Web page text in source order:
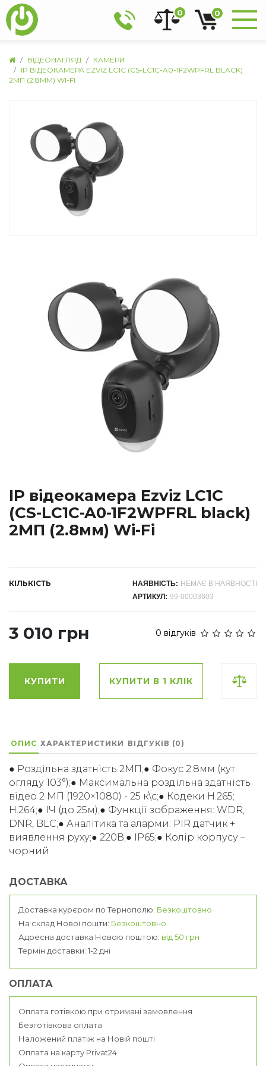
0 0
ВІДЕОНАГЛЯД
КАМЕРИ
IP ВІДЕОКАМЕРА EZVIZ LC1C (CS-LC1C-A0-1F2WPFRL BLACK)
2МП (2.8ММ) WI-FI
IP відеокамера Ezviz LC1C
(CS-LC1C-A0-1F2WPFRL black)
2МП (2.8мм) Wi-Fi
КІЛЬКІСТЬ НАЯВНІСТЬ: НЕМАЄ В НАЯВНОСТІ
АРТИКУЛ: 99-00003603
3 010 грн 0 відгуків
КУПИТИ КУПИТИ В 1 КЛІК
ОПИС ХАРАКТЕРИСТИКИ ВІДГУКІВ (0)
● Роздільна здатність 2МП;● Фокус 2.8мм (кут
огляду 103°);● Максимальна роздільна здатність
відео 2 МП (1920×1080) - 25 к\с;● Кодеки H.265;
H.264;● ІЧ (до 25м);● Функції зображення: WDR,
DNR, BLC;● Аналітика та аларми: PIR датчик +
виявлення руху;● 220В;● IP65;● Колір корпусу –
чорний
ДОСТАВКА
Доставка курєром по Тернополю: Безкоштовно
На склад Нової пошти: Безкоштовно
Адресна доставка Новою поштою: від 50 грн
Термін доставки: 1-2 дні
ОПЛАТА
Оплата готівкою при отримані замовлення
Безготівкова оплата
Наложений платіж на Новій пошті
Оплата на карту Privat24